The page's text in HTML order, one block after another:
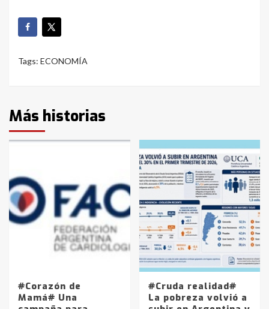
Tags: ECONOMÍA
Más historias
#Corazón de
Mamá# Una
#Cruda realidad#
La pobreza volvió a